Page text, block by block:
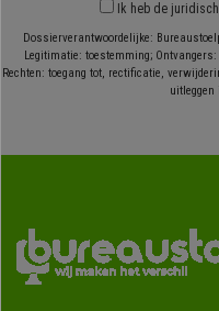
Ik heb de
Dossierverantwoordelijke:
Legitimatie: toestemming;
Rechten: toegang tot, rectificatie,
uitleggen